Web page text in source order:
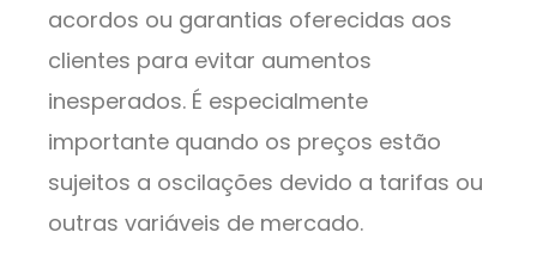
acordos ou garantias oferecidas aos
clientes para evitar aumentos
inesperados. É especialmente
importante quando os preços estão
sujeitos a oscilações devido a tarifas ou
outras variáveis de mercado.